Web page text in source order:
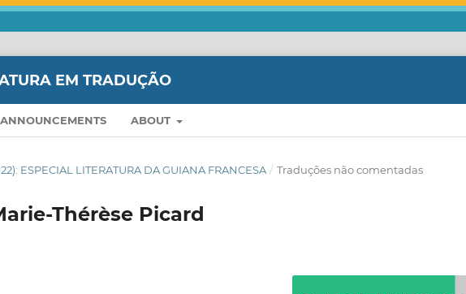
EM TRADUÇÃO
ANNOUNCEMENTS ABOUT
ESPECIAL LITERATURA DA GUIANA FRANCESA / Traduções não comentadas
Thérèse Picard